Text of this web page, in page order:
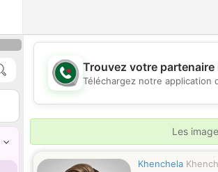
💖
Trouvez votre partenaire
Téléchargez notre application
Les
Khenchela